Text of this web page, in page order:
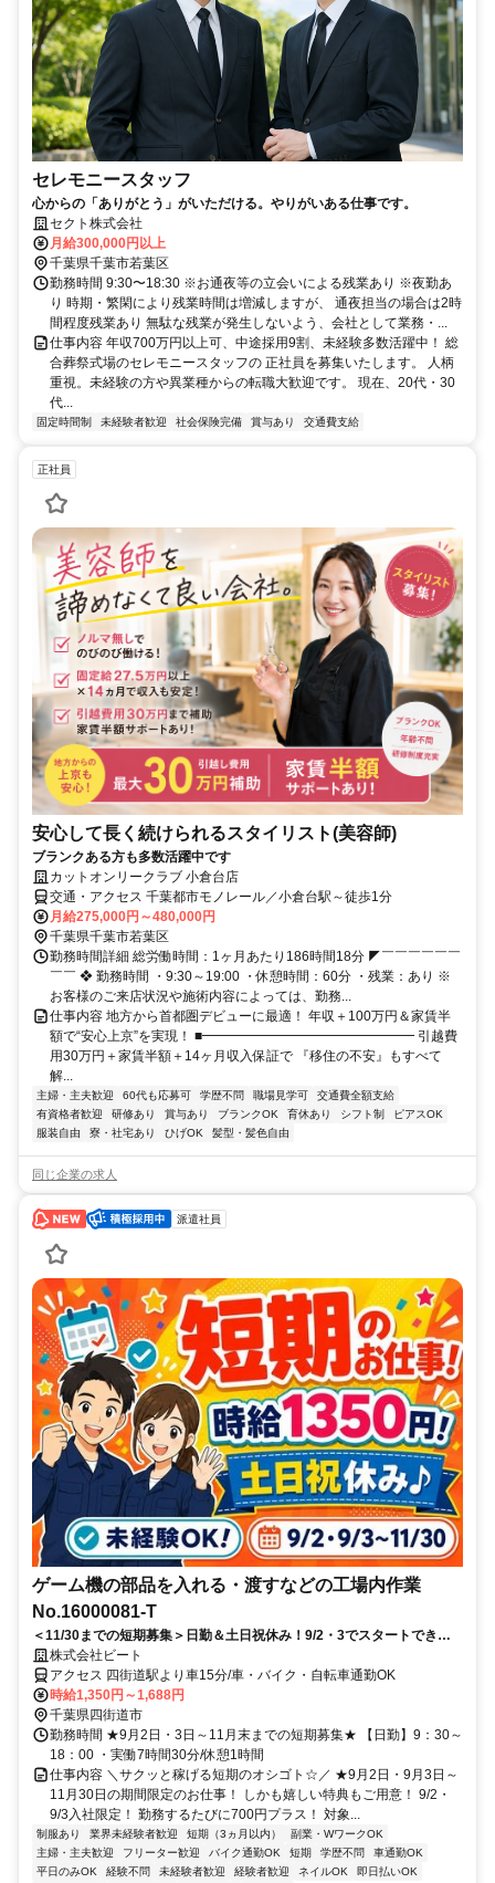
セレモニースタッフ
心からの「ありがとう」がいただける。やりがいある仕事です。
セクト株式会社
月給300,000円以上
千葉県千葉市若葉区
勤務時間 9:30〜18:30 ※お通夜等の立会いによる残業あり ※夜勤あ
り 時期・繁閑により残業時間は増減しますが、 通夜担当の場合は2時
間程度残業あり 無駄な残業が発生しないよう、会社として業務・...
仕事内容 年収700万円以上可、中途採用9割、未経験多数活躍中！ 総
合葬祭式場のセレモニースタッフの 正社員を募集いたします。 人柄
重視。未経験の方や異業種からの転職大歓迎です。 現在、20代・30
代...
固定時間制 未経験者歓迎 社会保険完備 賞与あり 交通費支給
正社員
安心して長く続けられるスタイリスト(美容師)
ブランクある方も多数活躍中です
カットオンリークラブ 小倉台店
交通・アクセス 千葉都市モノレール／小倉台駅～徒歩1分
月給275,000円～480,000円
千葉県千葉市若葉区
勤務時間詳細 総労働時間：1ヶ月あたり186時間18分 ◤￣￣￣￣￣￣
￣￣ ❖ 勤務時間 ・9:30～19:00 ・休憩時間：60分 ・残業：あり ※
お客様のご来店状況や施術内容によっては、勤務...
仕事内容 地方から首都圏デビューに最適！ 年収＋100万円＆家賃半
額で“安心上京”を実現！ ■━━━━━━━━━━━━━━━━ 引越費
用30万円＋家賃半額＋14ヶ月収入保証で 『移住の不安』もすべて
解...
主婦・主夫歓迎 60代も応募可 学歴不問 職場見学可
交通費全額支給
有資格者歓迎
研修あり 賞与あり ブランクOK 育休あり シフト制
ピアスOK
服装自由
寮・社宅あり ひげOK 髪型・髪色自由
同じ企業の求人
派遣社員
ゲーム機の部品を入れる・渡すなどの工場内作業
No.16000081-T
＜11/30までの短期募集＞日勤＆土日祝休み！9/2・3でスタートできる
方には…出勤するたびに700円の特別手当あり★日払いもOK♪
株式会社ビート
アクセス 四街道駅より車15分/車・バイク・自転車通勤OK
時給1,350円～1,688円
千葉県四街道市
勤務時間 ★9月2日・3日～11月末までの短期募集★ 【日勤】9：30～
18：00 ・実働7時間30分/休憩1時間
仕事内容 ＼サクッと稼げる短期のオシゴト☆／ ★9月2日・9月3日～
11月30日の期間限定のお仕事！ しかも嬉しい特典もご用意！ 9/2・
9/3入社限定！ 勤務するたびに700円プラス！ 対象...
制服あり 業界未経験者歓迎 短期（3ヵ月以内）
副業・WワークOK
主婦・主夫歓迎
フリーター歓迎 バイク通勤OK 短期 学歴不問
車通勤OK
平日のみOK
経験不問 未経験者歓迎 経験者歓迎 ネイルOK 即日払いOK